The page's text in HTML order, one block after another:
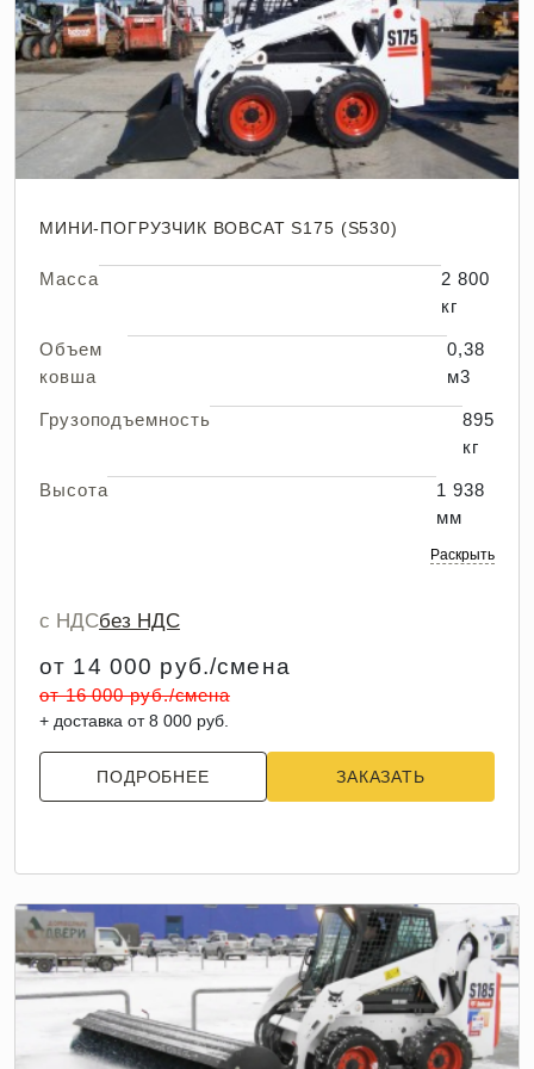
МИНИ-ПОГРУЗЧИК BOBCAT S175 (S530)
Масса
2 800
кг
Объем
ковша
0,38
м3
Грузоподъемность
895
кг
Высота
1 938
мм
Раскрыть
с НДСбез НДС
от 14 000 руб./смена
от 16 000 руб./смена
+ доставка от 8 000 руб.
ПОДРОБНЕЕ ЗАКАЗАТЬ